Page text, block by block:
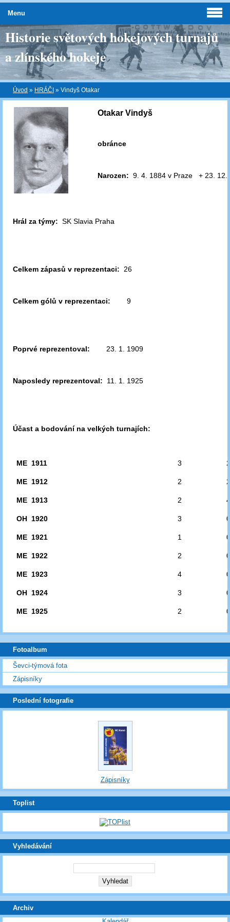
Historie světových hokejových turnajů
a zlínského hokeje
Úvod » HRÁČI » Vindyš Otakar
Otakar Vindyš
obránce
Narozen: 9. 4. 1884 v Praze + 23. 12.
Hrál za týmy: SK Slavia Praha
Celkem zápasů v reprezentaci: 26
Celkem gólů v reprezentaci: 9
Poprvé reprezentoval: 23. 1. 1909
Naposledy reprezentoval: 11. 1. 1925
Účast a bodování na velkých turnajích:
ME 1911 3
ME 1912 2
ME 1913 2
OH 1920 3
ME 1921 1
ME 1922 2
ME 1923 4
OH 1924 3
ME 1925 2
Menu
Fotoalbum
Ševci-týmová fota
Zápisníky
Poslední fotografie
Zápisníky
Toplist
Vyhledávání
Archiv